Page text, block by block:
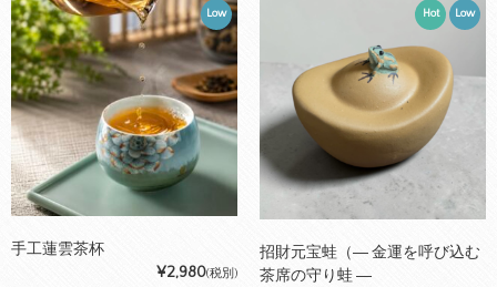
Low
手工蓮雲茶杯
¥2,980(税別)
Hot Low
招財元宝蛙（― 金運を呼び込む
茶席の守り蛙 ―